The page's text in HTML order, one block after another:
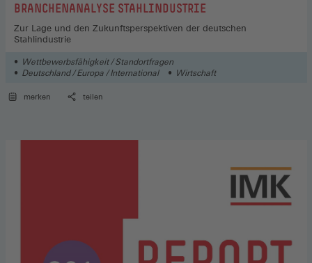
:BRANCHENANALYSE STAHLINDUSTRIE
Zur Lage und den Zukunftsperspektiven der deutschen
Stahlindustrie
Wettbewerbsfähigkeit / Standortfragen
Deutschland / Europa / International
Wirtschaft
merken teilen